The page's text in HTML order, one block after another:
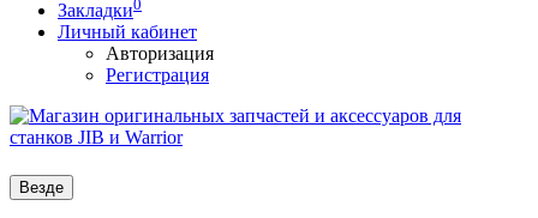
Закладки0
Личный кабинет
Авторизация
Регистрация
Везде